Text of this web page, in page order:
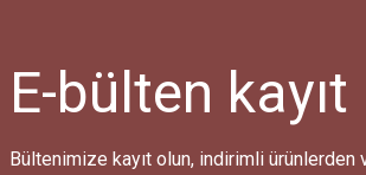
Bu ürüne benzer farklı alternatifler olmalı.
E-bülten kayıt
Bültenimize kayıt olun, indirimli ürünlerden